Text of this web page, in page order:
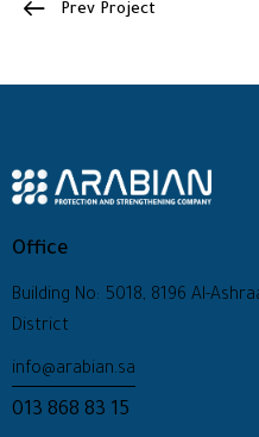
Prev Project
Office
Building No: 5018, 8196 Al-
District
info@arabian.sa
013 868 83 15